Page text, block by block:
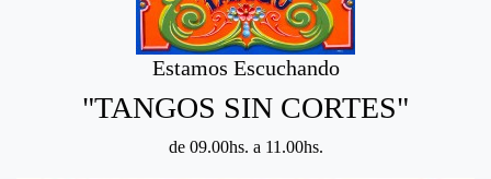
Estamos Escuchando
"TANGOS SIN CORTES"
de 09.00hs. a 11.00hs.